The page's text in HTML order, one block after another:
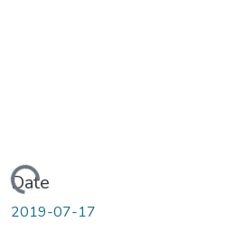
Loading...
Date
2019-07-17